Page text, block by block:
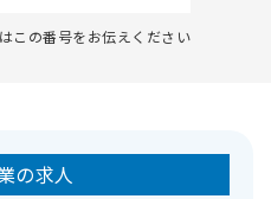
この番号をお伝えください
の求人